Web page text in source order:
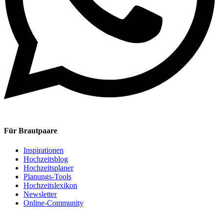
Für Brautpaare
Inspirationen
Hochzeitsblog
Hochzeitsplaner
Planungs-Tools
Hochzeitslexikon
Newsletter
Online-Community